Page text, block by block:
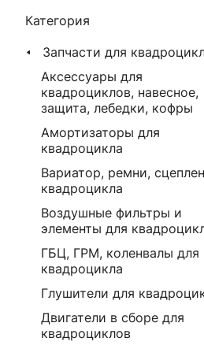
Категория
Запчасти для
Аксессуары для
квадроциклов, навесное,
защита, лебедки, кофры
Амортизаторы для
квадроцикла
Вариатор, ремни,
квадроцикла
Воздушные фильтры и
элементы для
ГБЦ, ГРМ, коленвалы для
квадроцикла
Глушители для
Двигатели в сборе для
квадроциклов